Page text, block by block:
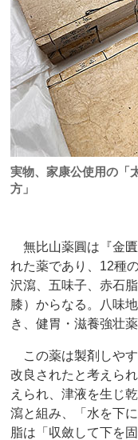
実物、家康公使用の「
方」
無比山薬圓は『金
れた薬であり、12種
沢瀉、五味子、赤石
膝）からなる。八味
き、健胃・滋養強壮
この薬は製剤しや
改良されたと考えら
えられ、津液を生じ
瀉と組み、「水を下
脂は「収斂して下を